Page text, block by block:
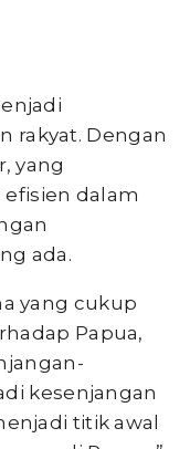
rakyat. Dengan
yang
dalam
ada.
yang cukup
Papua,
kesenjangan
titik awal